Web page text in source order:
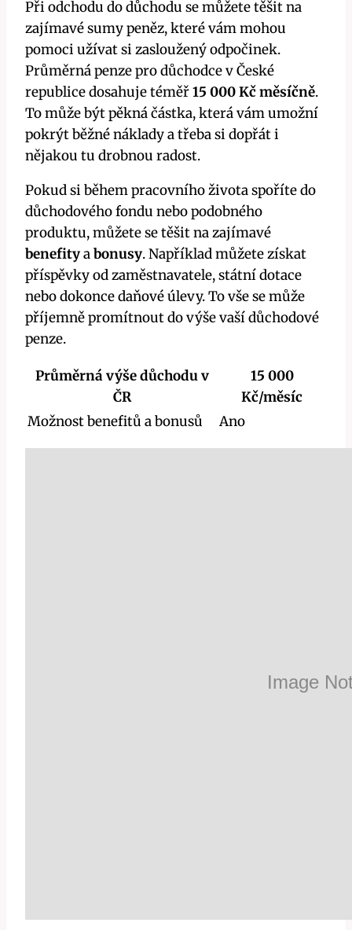
Při odchodu do důchodu se můžete těšit na
zajímavé sumy peněz, které vám mohou
pomoci užívat si zasloužený odpočinek.
Průměrná penze pro důchodce v České
republice dosahuje téměř15 000 Kč měsíčně.
To může být pěkná částka, která vám umožní
pokrýt běžné náklady a třeba si dopřát i
nějakou tu drobnou radost.
Pokud si během pracovního života spoříte do
důchodového fondu nebo podobného
produktu, můžete se těšit na zajímavé
benefityabonusy. Například můžete získat
příspěvky od zaměstnavatele, státní dotace
nebo dokonce daňové úlevy. To vše se může
příjemně promítnout do výše vaší důchodové
penze.
Průměrná výše důchodu v
ČR
15 000
Kč/měsíc
Možnost benefitů a bonusů
Ano